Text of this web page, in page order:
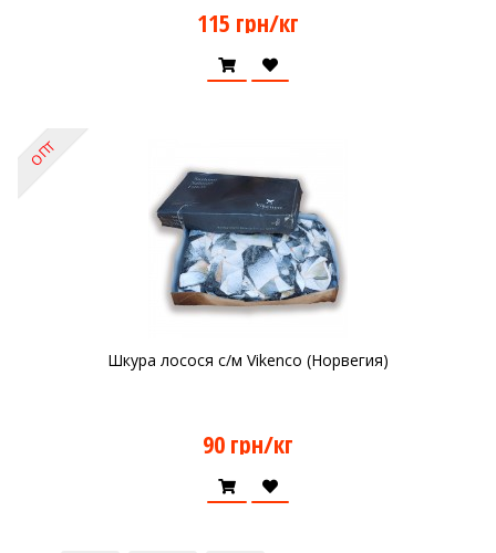
115 грн/кг
ОПТ
Шкура лосося с/м Vikenco (Норвегия)
90 грн/кг